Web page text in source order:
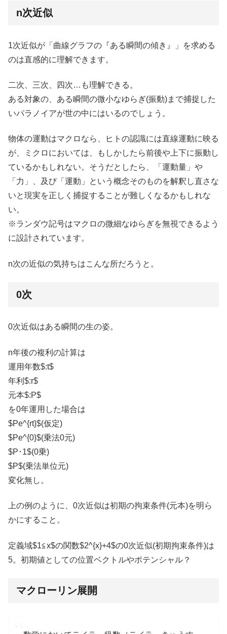
n次近似
1次近似が「曲線グラフの『ある瞬間の傾き』」を求める
のは直感的に理解できます。
二次、三次、四次…も理解できる。
ある対象の、ある瞬間の微小なゆらぎ(振動)まで捕捉した
いパラノイアが世の中にはいるのでしょう。
物体の運動はマクロなら、ヒトの認識には直線運動に映る
が、ミクロにおいては、もしかしたら前後や上下に振動し
ているかもしれない。そうだとしたら、「運動量」や
「力」、及び「運動」という概念そのものを解釈し直さな
いと現実を正しく捕捉することが難しくなるかもしれな
い。
※ランダウ記号はマクロの微細なゆらぎを無視できるよう
に設計されています。
n次の近似の気持ちはこんな所だろうと。
0次
0次近似はある瞬間の生の姿。
n年後の複利の計算は
運用年数$:t$
年利$:r$
元本$:P$
を0年運用した場合は
$Pe^{rt}$(仮定)
$Pe^{0}$(乗法0元)
$P･1$(0乗)
$P$(乗法単位元)
変化無し。
上の例のように、0次近似は初期の拘束条件(元本)を明ら
かにすること。
定義域$1≦x$の関数$2^{x}+4$の0次近似(初期拘束条件)は
5。初期値としての位置ベクトルやポテンシャル？
マクローリン展開